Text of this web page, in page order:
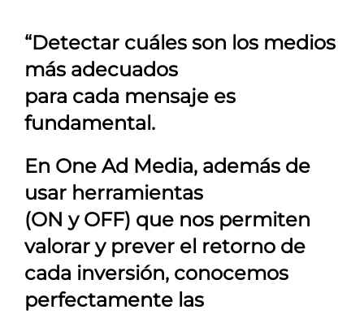
“Detectar cuáles son los medios
más adecuados
para cada mensaje es
fundamental.
En One Ad Media, además de
usar herramientas
(ON y OFF) que nos permiten
valorar y prever el retorno de
cada inversión, conocemos
perfectamente las